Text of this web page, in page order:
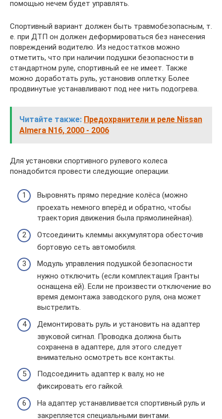
помощью нечем будет управлять.
Спортивный вариант должен быть травмобезопасным, т.
е. при ДТП он должен деформироваться без нанесения
повреждений водителю. Из недостатков можно
отметить, что при наличии подушки безопасности в
стандартном руле, спортивный ее не имеет. Также
можно доработать руль, установив оплетку. Более
продвинутые устанавливают под нее нить подогрева.
Читайте также: Предохранители и реле Nissan
Almera N16, 2000 - 2006
Для установки спортивного рулевого колеса
понадобится провести следующие операции.
Выровнять прямо передние колёса (можно
проехать немного вперёд и обратно, чтобы
траектория движения была прямолинейная).
Отсоединить клеммы аккумулятора обесточив
бортовую сеть автомобиля.
Модуль управления подушкой безопасности
нужно отключить (если комплектация Гранты
оснащена ей). Если не произвести отключение во
время демонтажа заводского руля, она может
выстрелить.
Демонтировать руль и установить на адаптер
звуковой сигнал. Проводка должна быть
сохранена в адаптере, для этого следует
внимательно осмотреть все контакты.
Подсоединить адаптер к валу, но не
фиксировать его гайкой.
На адаптер устанавливается спортивный руль и
закрепляется специальными винтами.